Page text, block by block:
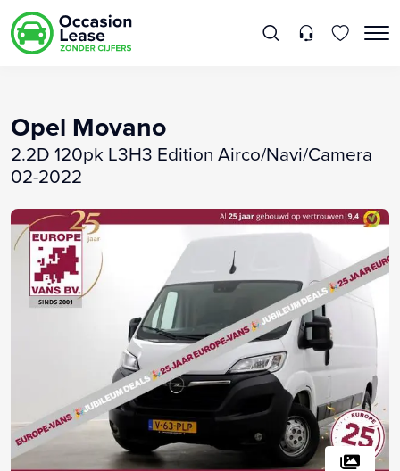
Opel Movano
2.2D 120pk L3H3 Edition Airco/Navi/Camera
02-2022